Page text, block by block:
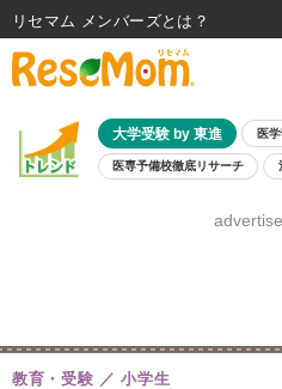
大学受験 by 東進 医
医専予備校徹底リサーチ
8月開催学校説明
教育・受験 小学生
リセマム メンバーズ